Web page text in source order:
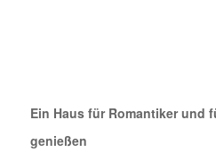
Ein Haus für Romantiker und
genießen